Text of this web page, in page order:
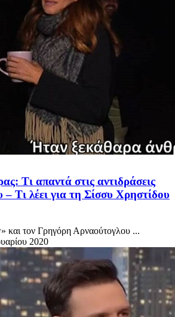
Τι απαντά στις αντιδράσεις
– Τι λέει για τη Σίσσυ Χρηστίδου
και τον Γρηγόρη Αρναούτογλου ...
2020